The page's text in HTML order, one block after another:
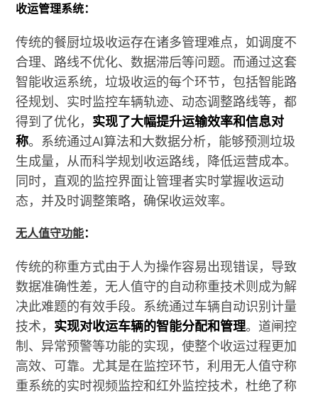
收运管理系统：
传统的餐厨垃圾收运存在诸多管理难点，如调度不
合理、路线不优化、数据滞后等问题。而通过这套
智能收运系统，垃圾收运的每个环节，包括智能路
径规划、实时监控车辆轨迹、动态调整路线等，都
得到了优化， 实现了大幅提升运输效率和信息对
称。系统通过AI算法和大数据分析，能够预测垃圾
生成量，从而科学规划收运路线，降低运营成本。
同时，直观的监控界面让管理者实时掌握收运动
态，并及时调整策略，确保收运效率。
无人值守功能：
传统的称重方式由于人为操作容易出现错误，导致
数据准确性差，无人值守的自动称重技术则成为解
决此难题的有效手段。系统通过车辆自动识别计量
技术， 实现对收运车辆的智能分配和管理。道闸控
制、异常预警等功能的实现，使整个收运过程更加
高效、可靠。尤其是在监控环节，利用无人值守称
重系统的实时视频监控和红外监控技术，杜绝了称